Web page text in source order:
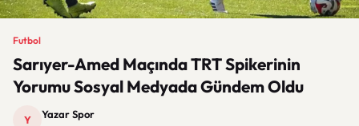
Futbol
Sarıyer-Amed Maçında TRT Spikerinin
Yorumu Sosyal Medyada Gündem Oldu
Y Yazar Spor